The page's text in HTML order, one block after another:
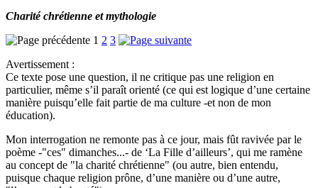
Charité chrétienne et mythologie
1 2 3
Avertissement :
Ce texte pose une question, il ne critique pas une religion en
particulier, même s’il paraît orienté (ce qui est logique d’une certaine
manière puisqu’elle fait partie de ma culture -et non de mon
éducation).
Mon interrogation ne remonte pas à ce jour, mais fût ravivée par le
poème -"ces" dimanches...- de ‘La Fille d’ailleurs’, qui me ramène
au concept de "la charité chrétienne" (ou autre, bien entendu,
puisque chaque religion prône, d’une manière ou d’une autre,